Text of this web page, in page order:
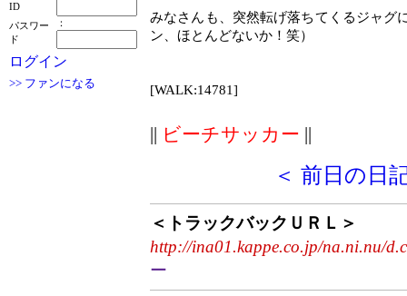
ID
パスワー
ド
：
ログイン
>> ファンになる
みなさんも、突然転げ落ちてくるジャグ
ン、ほとんどないか！笑）
[WALK:14781]
|| ビーチサッカー ||
＜ 前日の日
＜トラックバックＵＲＬ＞
http://ina01.kappe.co.jp/na.ni.nu/
ー